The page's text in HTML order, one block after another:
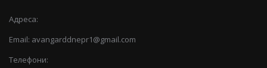
Адреса:
Email: avangarddnepr1@gmail.com
Телефони: